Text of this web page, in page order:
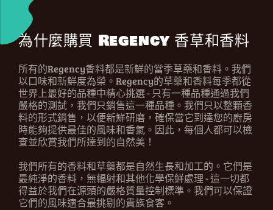
為什麼購買 Regency 香草和香料
所有的Regency香料都是新鮮的當季草藥和香料。我們
以口味和新鮮度為榮。Regency的草藥和香料每季都從
世界上最好的品種中精心挑選 - 只有一種品種通過我們
嚴格的測試，我們只銷售這一種品種。我們只以整顆香
料的形式銷售，以便新鮮研磨，確保當它到達您的廚房
時能夠提供最佳的風味和香氣。因此，每個人都可以檢
查並欣賞我們所達到的自然美！
我們所有的香料和草藥都是自然生長和加工的。它們是
最純淨的香料，無輻射和其他化學保鮮處理 - 這一切都
得益於我們在源頭的嚴格質量控制標準。我們可以保證
它們的風味適合最挑剔的貴族食客。